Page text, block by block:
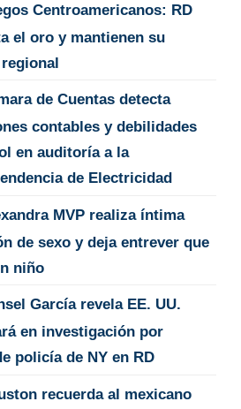
Centroamericanos: RD
el oro y mantienen su
de Cuentas detecta
contables y debilidades
en auditoría a la
de Electricidad
MVP realiza íntima
de sexo y deja entrever que
niño
García revela EE. UU.
en investigación por
policía de NY en RD
recuerda al mexicano